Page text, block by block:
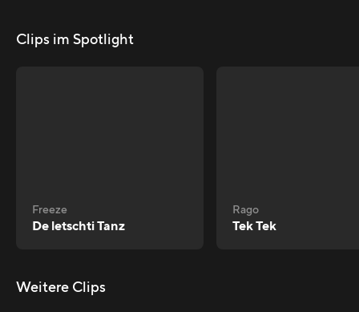
Clips im Spotlight
Freeze
De letschti Tanz
Rago
Tek Tek
Weitere Clips